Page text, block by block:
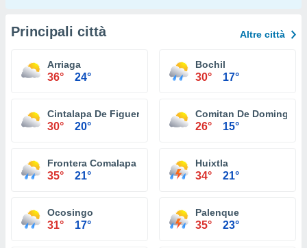
Principali città Altre città
Arriaga
36° 24°
Bochil
30° 17°
Cintalapa De Figueroa
30° 20°
Comitan De Dominguez
26° 15°
Frontera Comalapa
35° 21°
Huixtla
34° 21°
Ocosingo
31° 17°
Palenque
35° 23°